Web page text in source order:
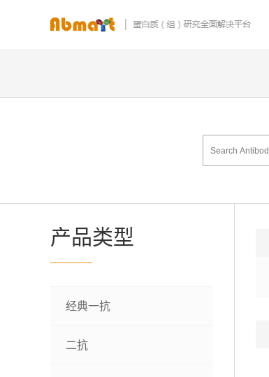
产品类型
经典一抗
二抗